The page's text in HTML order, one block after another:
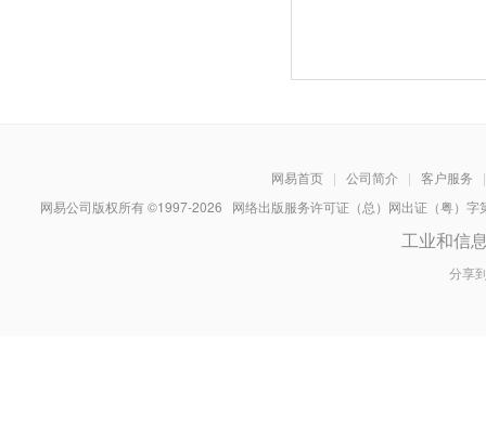
网易首页 | 公司简介 | 客户服务
|
网易公司版权所有 ©1997-2026 网络出版服务许可证（总）网出证（粤）
工业和信
分享